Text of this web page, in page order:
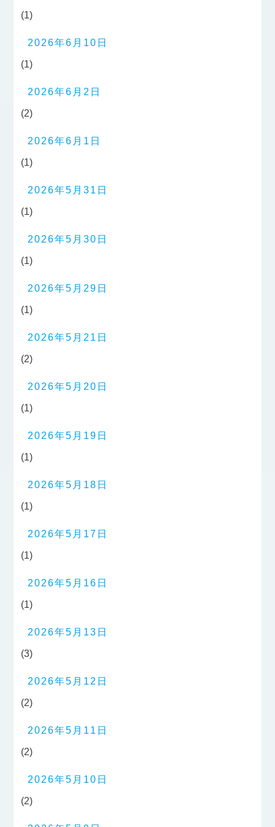
(1)
2026年6月10日
(1)
2026年6月2日
(2)
2026年6月1日
(1)
2026年5月31日
(1)
2026年5月30日
(1)
2026年5月29日
(1)
2026年5月21日
(2)
2026年5月20日
(1)
2026年5月19日
(1)
2026年5月18日
(1)
2026年5月17日
(1)
2026年5月16日
(1)
2026年5月13日
(3)
2026年5月12日
(2)
2026年5月11日
(2)
2026年5月10日
(2)